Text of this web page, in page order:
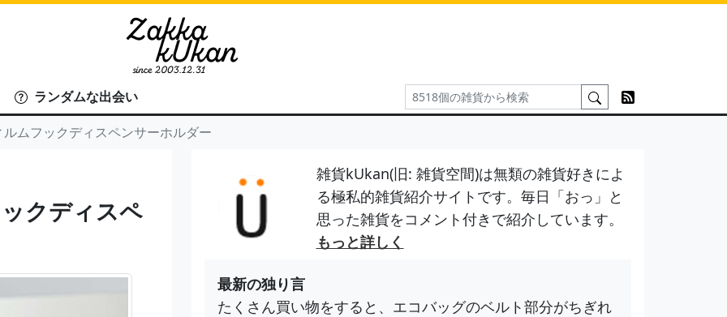
ランダムな出会い
ムフックディスペンサーホルダー
クディスペ
雑貨kUkan(旧: 雑貨空間)は無類の雑貨好きによ
る極私的雑貨紹介サイトです。毎日「おっ」と
思った雑貨をコメント付きで紹介しています。
もっと詳しく
最新の独り言
たくさん買い物をすると、エコバッグのベルト部分がちぎれ